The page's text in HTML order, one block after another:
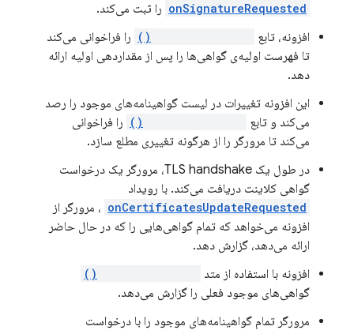
onSignatureRequested را ثبت می‌کند.
افزونه، تابع
را فراخوانی می‌کند
تا فهرست اولیه‌ی گواهی‌ها را پس از مقداردهی اولیه ارائه
دهد.
این افزونه تغییرات در لیست گواهینامه‌های موجود را رصد
می‌کند و تابع
را فراخوانی
می‌کند تا مرورگر را از هرگونه تغییری مطلع سازد.
در طول یک TLS handshake، مرورگر یک درخواست
گواهی کلاینت دریافت می‌کند. با رویداد
onCertificatesUpdateRequested ، مرورگر از
افزونه می‌خواهد که تمام گواهی‌هایی را که در حال حاضر
ارائه می‌دهد، گزارش دهد.
افزونه با استفاده از متد
گواهی‌های موجود فعلی را گزارش می‌دهد.
مرورگر تمام گواهینامه‌های موجود را با درخواست